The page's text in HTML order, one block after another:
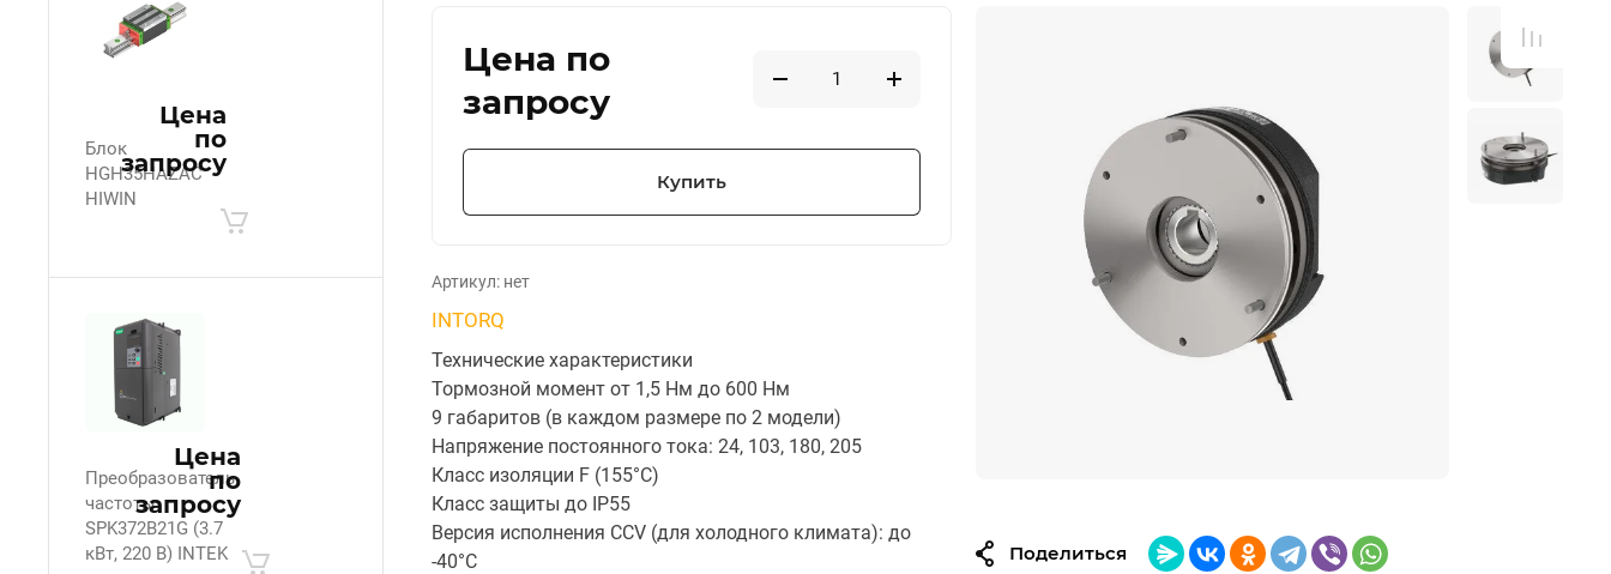
Блок
HGH35HAZAC
HIWIN
Цена
по
запросу
Преобразователь
частоты
SPK372B21G (3.7
кВт, 220 В) INTEK
Цена
по
запросу
Цена по
запросу
Купить
Артикул: нет
INTORQ
Технические характеристики
Тормозной момент от 1,5 Нм до 600 Нм
9 габаритов (в каждом размере по 2 модели)
Напряжение постоянного тока: 24, 103, 180, 205
Класс изоляции F (155°C)
Класс защиты до IP55
Версия исполнения CCV (для холодного климата): до
-40°C
Поделиться